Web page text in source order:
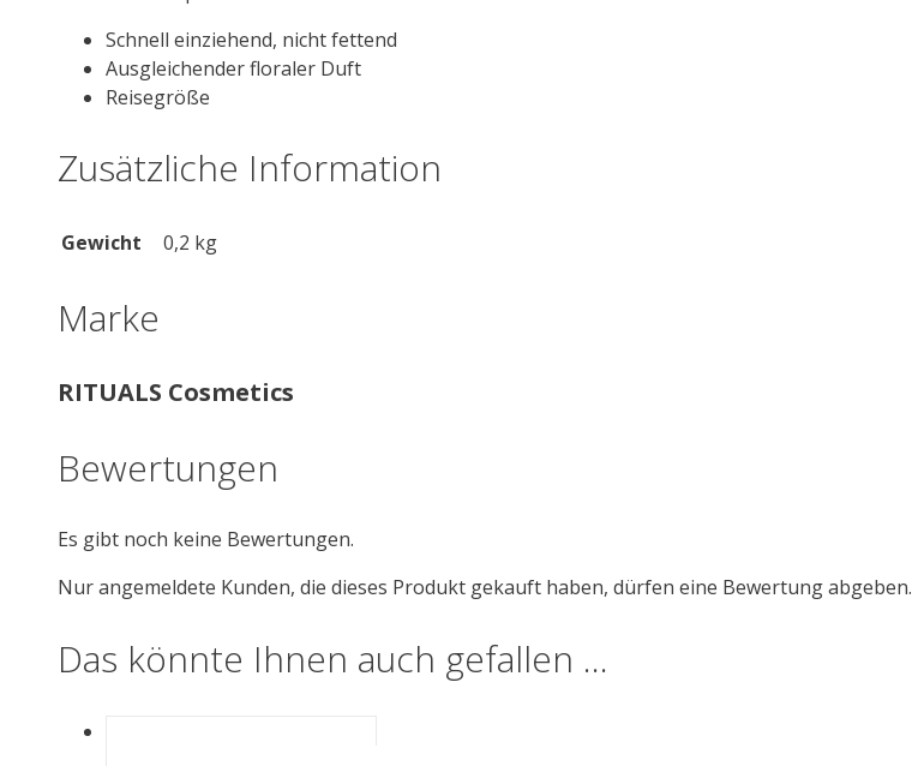
Schnell einziehend, nicht fettend
Ausgleichender floraler Duft
Reisegröße
Zusätzliche Information
Gewicht 0,2 kg
Marke
RITUALS Cosmetics
Bewertungen
Es gibt noch keine Bewertungen.
Nur angemeldete Kunden, die dieses Produkt gekauft haben, dürfen eine Bewertung abgeben.
Das könnte Ihnen auch gefallen …